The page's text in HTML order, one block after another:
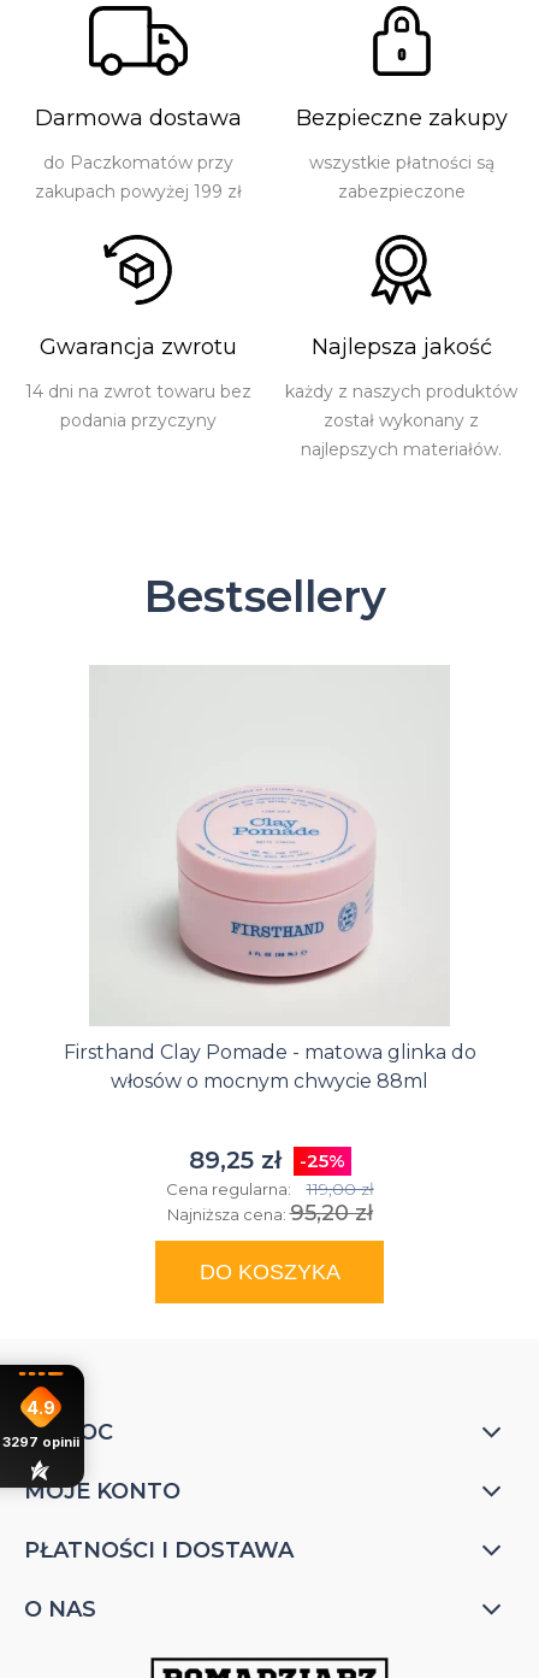
Darmowa dostawa
do Paczkomatów przy
zakupach powyżej 199 zł
Bezpieczne zakupy
wszystkie płatności są
zabezpieczone
Gwarancja zwrotu
14 dni na zwrot towaru bez
podania przyczyny
Najlepsza jakość
każdy z naszych produktów
został wykonany z
najlepszych materiałów.
Bestsellery
Firsthand Clay Pomade - matowa glinka do
włosów o mocnym chwycie 88ml
89,25 zł -25%
Cena regularna: 119,00 zł
Najniższa cena:95,20 zł
DO KOSZYKA
POMOC
MOJE KONTO
PŁATNOŚCI I DOSTAWA
O NAS
4.9
3297 opinii